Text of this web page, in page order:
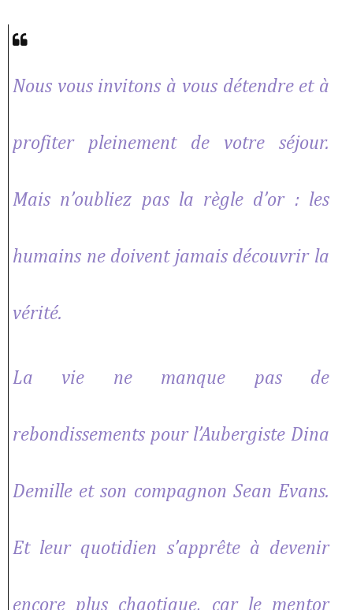
Nous vous invitons à vous détendre et à
profiter pleinement de votre séjour.
Mais n’oubliez pas la règle d’or : les
humains ne doivent jamais découvrir la
vérité.
La vie ne manque pas de
rebondissements pour l’Aubergiste Dina
Demille et son compagnon Sean Evans.
Et leur quotidien s’apprête à devenir
encore plus chaotique, car le mentor